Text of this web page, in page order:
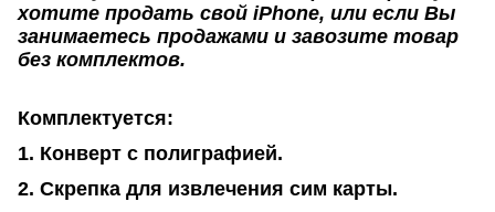
хотите продать свой iPhone, или если Вы
занимаетесь продажами и завозите товар
без комплектов.
Комплектуется:
1. Конверт с полиграфией.
2. Скрепка для извлечения сим карты.